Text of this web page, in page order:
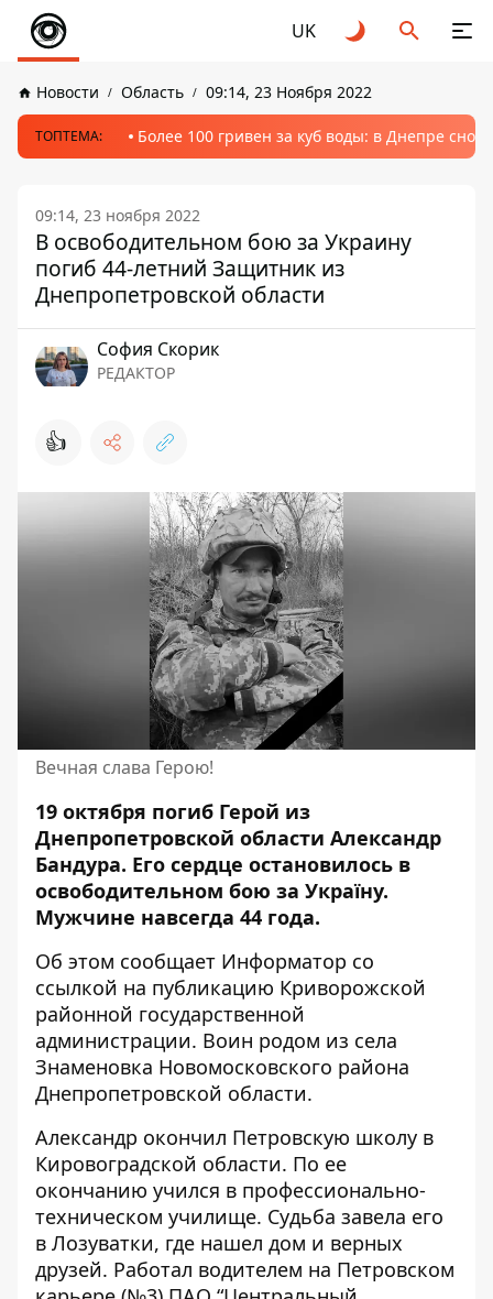
UK
Новости Область 09:14, 23 Ноября 2022
ТОПТЕМА: Более 100 гривен за куб воды: в Днепре
09:14, 23 ноября 2022
В освободительном бою за Украину
погиб 44-летний Защитник из
Днепропетровской области
София Скорик
РЕДАКТОР
👍
Вечная слава Герою!
19 октября погиб Герой из
Днепропетровской области Александр
Бандура. Его сердце остановилось в
освободительном бою за Україну.
Мужчине навсегда 44 года.
Об этом сообщает Информатор со
ссылкой на публикацию Криворожской
районной государственной
администрации. Воин родом из села
Знаменовка Новомосковского района
Днепропетровской области.
Александр окончил Петровскую школу в
Кировоградской области. По ее
окончанию учился в профессионально-
техническом училище. Судьба завела его
в Лозуватки, где нашел дом и верных
друзей. Работал водителем на Петровском